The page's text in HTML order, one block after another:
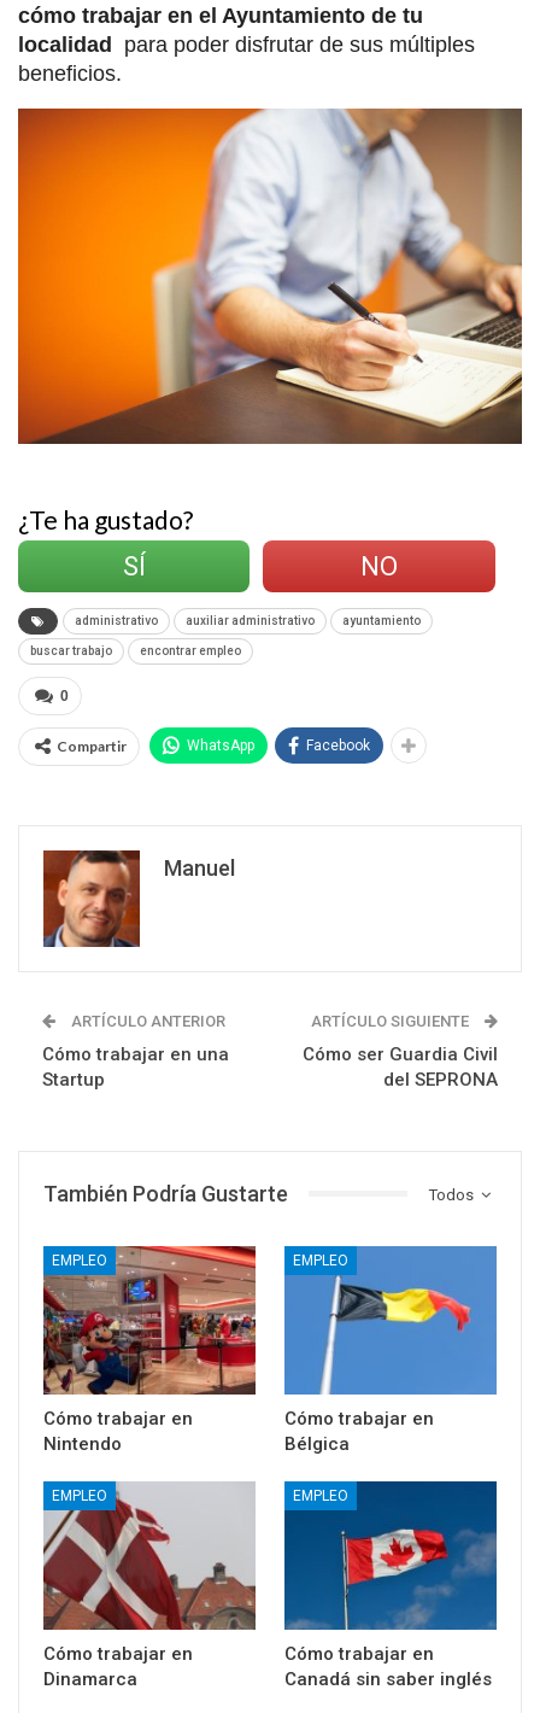
cómo trabajar en el Ayuntamiento de tu
localidad para poder disfrutar de sus múltiples
beneficios.
¿Te ha gustado?
SÍ
NO
administrativo auxiliar administrativo ayuntamiento
buscar trabajo encontrar empleo
0
Compartir WhatsApp Facebook
Manuel
ARTÍCULO ANTERIOR
Cómo trabajar en una
Startup
ARTÍCULO SIGUIENTE
Cómo ser Guardia Civil
del SEPRONA
Todos
También Podría Gustarte
EMPLEO
Cómo trabajar en
Nintendo
EMPLEO
Cómo trabajar en
Bélgica
EMPLEO
Cómo trabajar en
Dinamarca
EMPLEO
Cómo trabajar en
Canadá sin saber inglés